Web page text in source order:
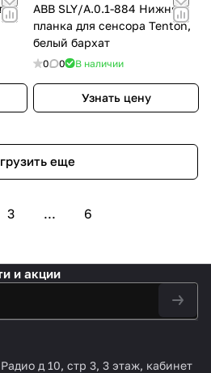
ABB SLY/A.0.1-884 Нижняя
планка для сенсора Tenton,
белый бархат
0 0 В наличии
Узнать цену
еще
3 ... 6
и акции
д 10, стр 3, 3 этаж, кабинет